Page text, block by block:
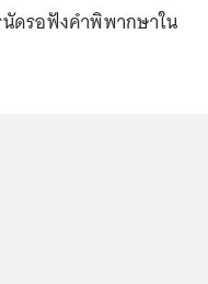
ดรอฟังคำพิพากษาใน